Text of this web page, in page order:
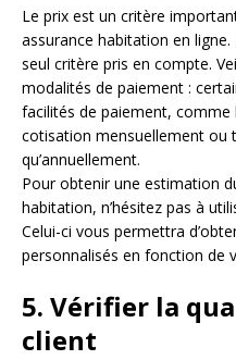
Le prix est un critère
assurance habitation en
seul critère pris en compte.
modalités de paiement :
facilités de paiement,
cotisation mensuellement ou
qu’annuellement.
Pour obtenir une estimation
habitation, n’hésitez pas à
Celui-ci vous permettra
personnalisés en fonction de
5. Vérifier la
client